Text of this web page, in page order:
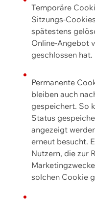
Temporäre
Sitzungs-
spätestens
Online-Angebot
geschlossen hat.
Permanente
bleiben auch
gespeichert. So
Status
angezeigt
erneut besucht.
Nutzern, die zur
solchen Cookie